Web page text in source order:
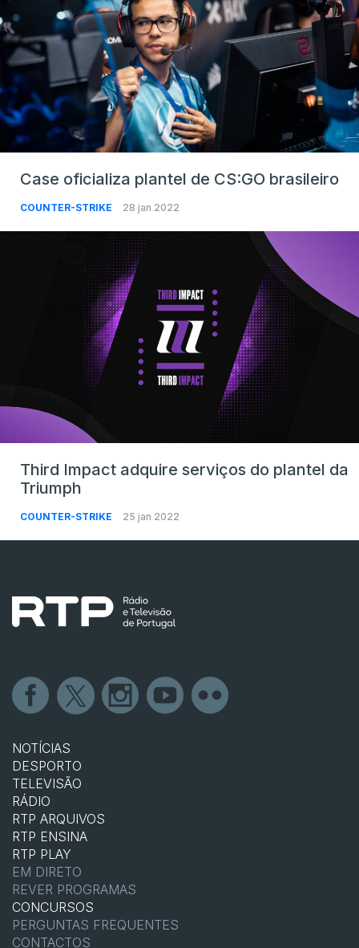
Case oficializa plantel de CS:GO brasileiro
COUNTER-STRIKE 28 jan 2022
Third Impact adquire serviços do plantel da
Triumph
COUNTER-STRIKE 25 jan 2022
NOTÍCIAS
DESPORTO
TELEVISÃO
RÁDIO
RTP ARQUIVOS
RTP ENSINA
RTP PLAY
EM DIRETO
REVER PROGRAMAS
CONCURSOS
PERGUNTAS FREQUENTES
CONTACTOS